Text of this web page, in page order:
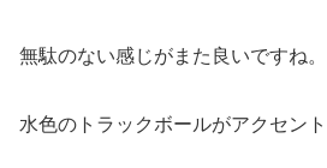
無駄のない感じがまた良いですね。
水色のトラックボールがアクセン